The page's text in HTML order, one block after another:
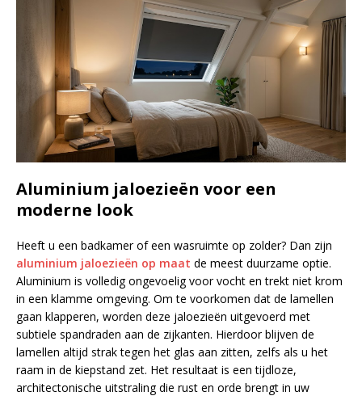
Aluminium jaloezieën voor een
moderne look
Heeft u een badkamer of een wasruimte op zolder? Dan zijn
aluminium jaloezieën op maat de meest duurzame optie.
Aluminium is volledig ongevoelig voor vocht en trekt niet krom
in een klamme omgeving. Om te voorkomen dat de lamellen
gaan klapperen, worden deze jaloezieën uitgevoerd met
subtiele spandraden aan de zijkanten. Hierdoor blijven de
lamellen altijd strak tegen het glas aan zitten, zelfs als u het
raam in de kiepstand zet. Het resultaat is een tijdloze,
architectonische uitstraling die rust en orde brengt in uw